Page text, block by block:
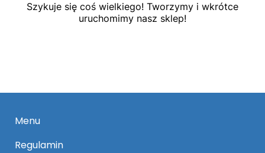
Szykuje się coś wielkiego! Tworzymy i wkrótce
uruchomimy nasz sklep!
Menu
Regulamin